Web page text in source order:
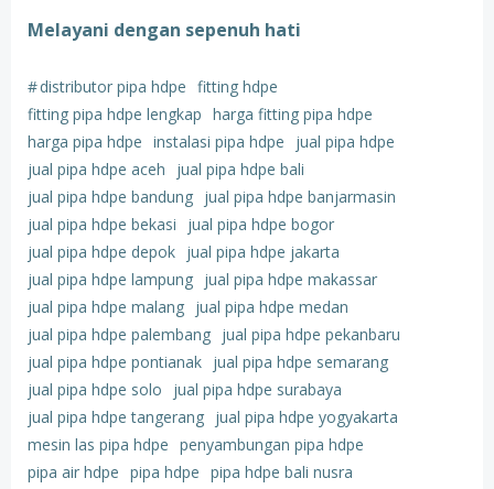
Melayani dengan sepenuh hati
#distributor pipa hdpe fitting hdpe
fitting pipa hdpe lengkap harga fitting pipa hdpe
harga pipa hdpe instalasi pipa hdpe
jual pipa hdpe
jual pipa hdpe aceh
jual pipa hdpe bali
jual pipa hdpe bandung jual pipa hdpe banjarmasin
jual pipa hdpe bekasi
jual pipa hdpe bogor
jual pipa hdpe depok jual pipa hdpe jakarta
jual pipa hdpe lampung jual pipa hdpe makassar
jual pipa hdpe malang jual pipa hdpe medan
jual pipa hdpe palembang jual pipa hdpe pekanbaru
jual pipa hdpe pontianak jual pipa hdpe semarang
jual pipa hdpe solo
jual pipa hdpe surabaya
jual pipa hdpe tangerang jual pipa hdpe yogyakarta
mesin las pipa hdpe penyambungan pipa hdpe
pipa air hdpe pipa hdpe pipa hdpe bali nusra